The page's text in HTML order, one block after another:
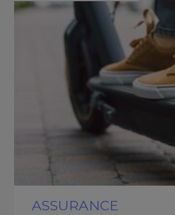
ASSURANCE